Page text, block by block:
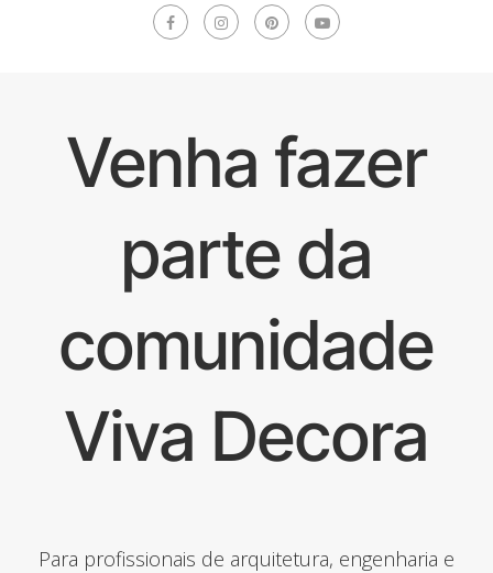
Venha fazer
parte da
comunidade
Viva Decora
Para profissionais de arquitetura, engenharia e